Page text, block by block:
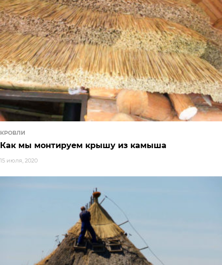
КРОВЛИ
Как мы монтируем крышу из камыша
15 июля, 2020